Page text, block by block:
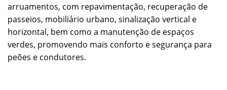
arruamentos, com repavimentação, recuperação de
passeios, mobiliário urbano, sinalização vertical e
horizontal, bem como a manutenção de espaços
verdes, promovendo mais conforto e segurança para
peões e condutores.